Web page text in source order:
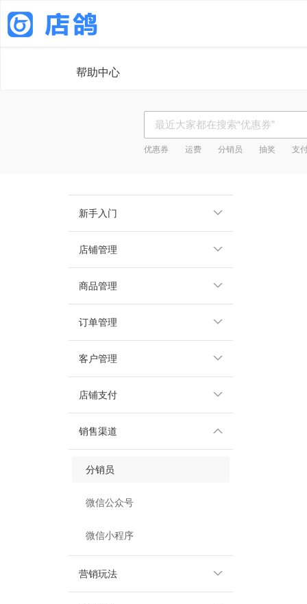
帮助中心
优惠券 运费 分销员 抽奖 支
新手入门
店铺管理
商品管理
订单管理
客户管理
店铺支付
销售渠道
分销员
微信公众号
微信小程序
营销玩法